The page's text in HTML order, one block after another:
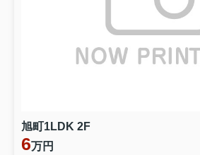
旭町1LDK 2F
6万円